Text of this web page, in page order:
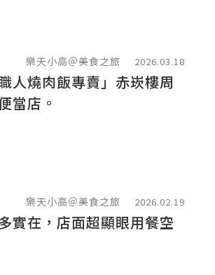
樂天小高＠美食之旅 2026.03.18
人燒肉飯專賣」赤崁樓周
當店。
樂天小高＠美食之旅 2026.02.19
實在，店面超顯眼用餐空